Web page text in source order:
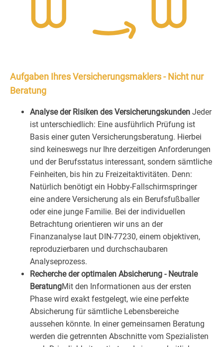
Aufgaben Ihres Versicherungsmaklers - Nicht nur
Beratung
Analyse der Risiken des Versicherungskunden Jeder
ist unterschiedlich: Eine ausführlich Prüfung ist
Basis einer guten Versicherungsberatung. Hierbei
sind keineswegs nur Ihre derzeitigen Anforderungen
und der Berufsstatus interessant, sondern sämtliche
Feinheiten, bis hin zu Freizeitaktivitäten. Denn:
Natürlich benötigt ein Hobby-Fallschirmspringer
eine andere Versicherung als ein Berufsfußballer
oder eine junge Familie. Bei der individuellen
Betrachtung orientieren wir uns an der
Finanzanalyse laut DIN-77230, einem objektiven,
reproduzierbaren und durchschaubaren
Analyseprozess.
Recherche der optimalen Absicherung - Neutrale
BeratungMit den Informationen aus der ersten
Phase wird exakt festgelegt, wie eine perfekte
Absicherung für sämtliche Lebensbereiche
aussehen könnte. In einer gemeinsamen Beratung
werden die getrennten Abschnitte vom Spezialisten